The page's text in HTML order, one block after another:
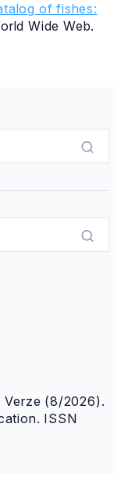
of fishes:
Wide Web.
Verze (8/2026).
ISSN